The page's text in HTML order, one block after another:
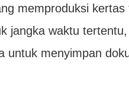
memproduksi kertas
jangka waktu
menyimpan